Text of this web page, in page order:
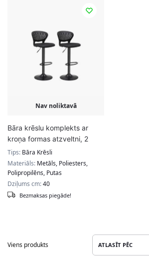
Nav noliktavā
Bāra krēslu komplekts ar
kroņa formas atzveltni, 2
gab.
Tips: Bāra Krēsli
Materiāls: Metāls, Poliesters,
Polipropilēns, Putas
Dziļums cm:40
Bezmaksas piegāde!
Viens produkts